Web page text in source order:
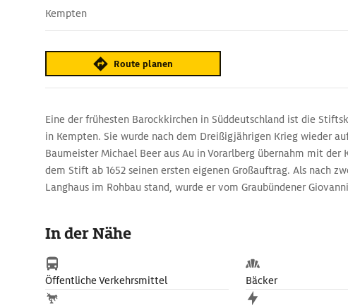
Kempten
Route planen
Eine der frühesten Barockkirchen in Süddeutschland ist die
in Kempten. Sie wurde nach dem Dreißigjährigen Krieg wieder
Baumeister Michael Beer aus Au in Vorarlberg übernahm mit der
dem Stift ab 1652 seinen ersten eigenen Großauftrag. Als nach
Langhaus im Rohbau stand, wurde er vom Graubündener
In der Nähe
Öffentliche Verkehrsmittel Bäcker